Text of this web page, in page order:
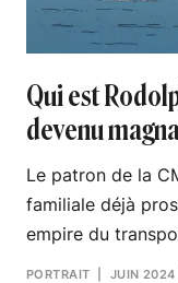
Qui est
devenu
Le patron de la
familiale déjà
empire du
PORTRAIT | JUIN 2024